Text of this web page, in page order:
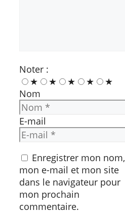
Noter :
★
★ ★ ★
★
Nom
E-mail
Enregistrer mon nom,
mon e-mail et mon site
dans le navigateur pour
mon prochain
commentaire.